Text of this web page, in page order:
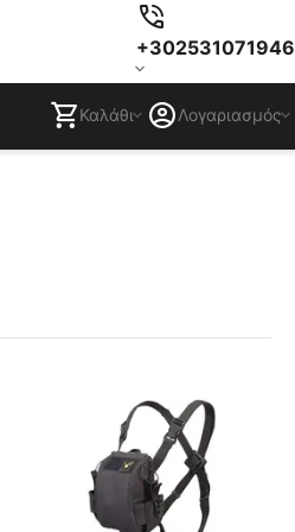
+302531071946
Καλάθι Λογαριασμός